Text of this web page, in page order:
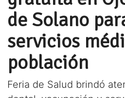
de Solano
servicios
población
Feria de Salud brindó